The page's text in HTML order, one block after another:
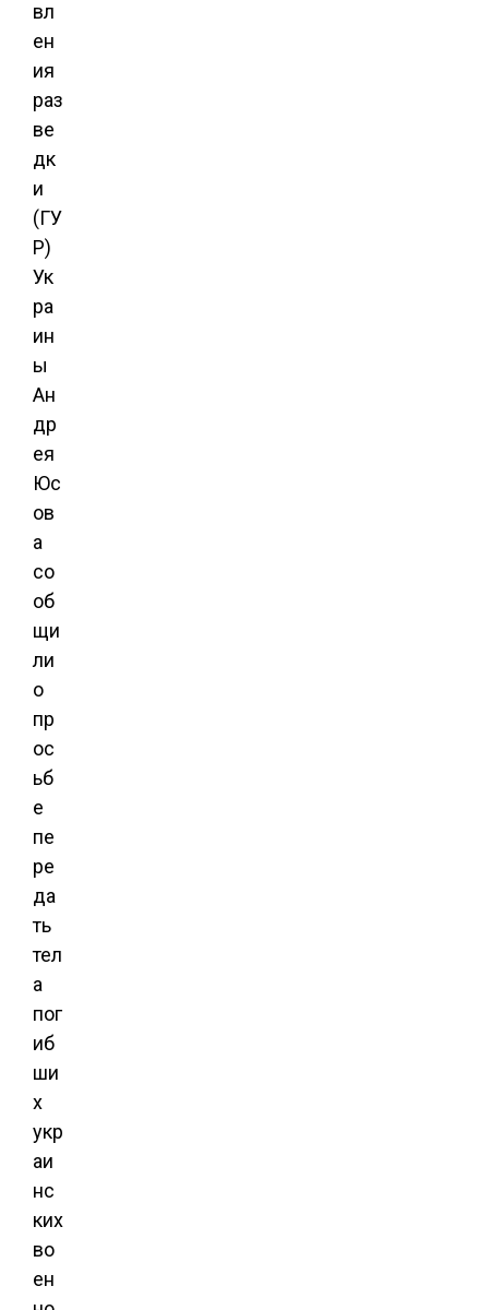
вл
ен
ия
раз
ве
дк
и
(ГУ
Р)
Ук
ра
ин
ы
Ан
др
ея
Юс
ов
а
со
об
щи
ли
о
пр
ос
ьб
е
пе
ре
да
ть
тел
а
пог
иб
ши
х
укр
аи
нс
ких
во
ен